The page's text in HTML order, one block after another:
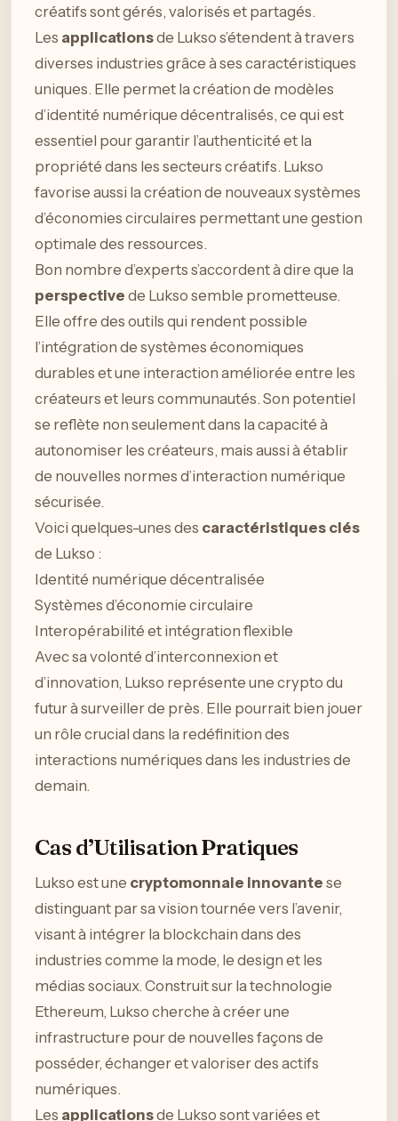
créatifs sont gérés, valorisés et partagés.
Les applicationsde Lukso s’étendent à travers
diverses industries grâce à ses caractéristiques
uniques. Elle permet la création de modèles
d’identité numérique décentralisés, ce qui est
essentiel pour garantir l’authenticité et la
propriété dans les secteurs créatifs. Lukso
favorise aussi la création de nouveaux systèmes
d’économies circulaires permettant une gestion
optimale des ressources.
Bon nombre d’experts s’accordent à dire que la
perspective de Lukso semble prometteuse.
Elle offre des outils qui rendent possible
l’intégration de systèmes économiques
durables et une interaction améliorée entre les
créateurs et leurs communautés. Son potentiel
se reflète non seulement dans la capacité à
autonomiser les créateurs, mais aussi à établir
de nouvelles normes d’interaction numérique
sécurisée.
Voici quelques-unes des caractéristiques clés
de Lukso :
Identité numérique décentralisée
Systèmes d’économie circulaire
Interopérabilité et intégration flexible
Avec sa volonté d’interconnexion et
d’innovation, Lukso représente une crypto du
futur à surveiller de près. Elle pourrait bien jouer
un rôle crucial dans la redéfinition des
interactions numériques dans les industries de
demain.
Cas d’Utilisation Pratiques
Lukso est une cryptomonnaie innovante se
distinguant par sa vision tournée vers l’avenir,
visant à intégrer la blockchain dans des
industries comme la mode, le design et les
médias sociaux. Construit sur la technologie
Ethereum, Lukso cherche à créer une
infrastructure pour de nouvelles façons de
posséder, échanger et valoriser des actifs
numériques.
Les applicationsde Lukso sont variées et